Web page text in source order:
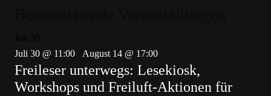
Juli 30 @ 11:00
August 14 @ 17:00
Freileser unterwegs: Lesekiosk,
Workshops und Freiluft-Aktionen für